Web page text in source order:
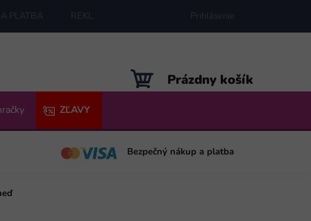
PLATBA REKLAMÁCIE MAPA SERVERU
Prihlásenie
NÁKUPNÝ
KOŠÍK
Prázdny košík
ZĽAVY
Bezpečný nákup a platba